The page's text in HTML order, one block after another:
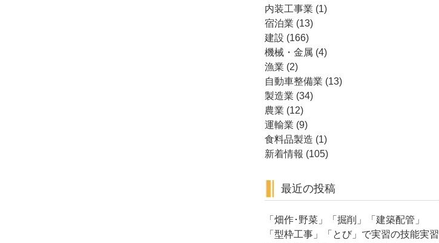
内装工事業 (1)
宿泊業 (13)
建設 (166)
機械・金属 (4)
漁業 (2)
自動車整備業 (13)
製造業 (34)
農業 (12)
運輸業 (9)
食料品製造 (1)
新着情報 (105)
最近の投稿
「畑作･野菜」「掘削」「建築配管」
「型枠工事」「とび」で実習の技能実習